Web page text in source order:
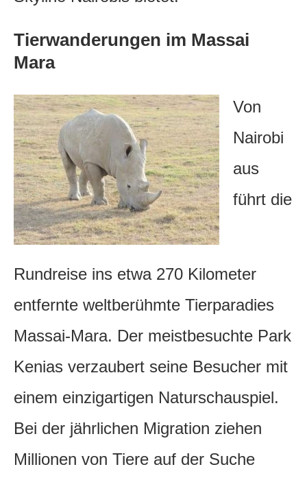
Tierwanderungen im Massai
Mara
Von
Nairobi
aus
führt die
Rundreise ins etwa 270 Kilometer
entfernte weltberühmte Tierparadies
Massai-Mara. Der meistbesuchte Park
Kenias verzaubert seine Besucher mit
einem einzigartigen Naturschauspiel.
Bei der jährlichen Migration ziehen
Millionen von Tiere auf der Suche